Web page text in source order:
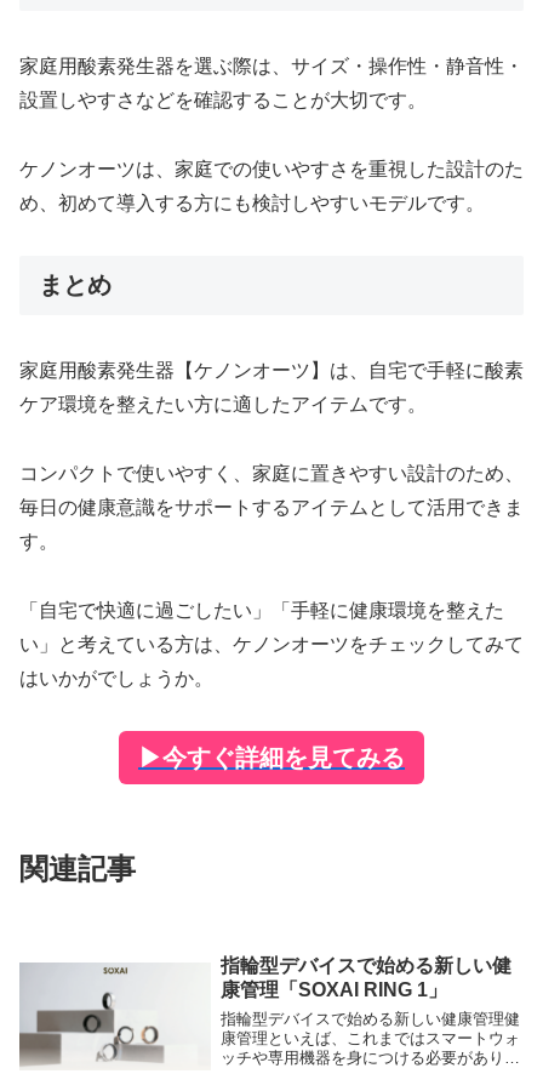
家庭用酸素発生器を選ぶ際は、サイズ・操作性・静音性・
設置しやすさなどを確認することが大切です。
ケノンオーツは、家庭での使いやすさを重視した設計のた
め、初めて導入する方にも検討しやすいモデルです。
まとめ
家庭用酸素発生器【ケノンオーツ】は、自宅で手軽に酸素
ケア環境を整えたい方に適したアイテムです。
コンパクトで使いやすく、家庭に置きやすい設計のため、
毎日の健康意識をサポートするアイテムとして活用できま
す。
「自宅で快適に過ごしたい」「手軽に健康環境を整えた
い」と考えている方は、ケノンオーツをチェックしてみて
はいかがでしょうか。
▶今すぐ詳細を見てみる
関連記事
指輪型デバイスで始める新しい健
康管理「SOXAI RING 1」
指輪型デバイスで始める新しい健康管理健
康管理といえば、これまではスマートウォ
ッチや専用機器を身につける必要がありま